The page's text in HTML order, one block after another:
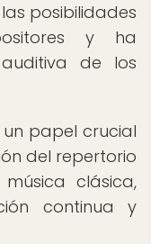
posibilidades
y ha
de los
papel crucial
del repertorio
clásica,
continua y